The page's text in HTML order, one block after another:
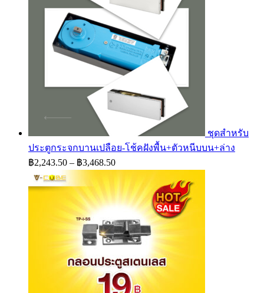
ชุดสำหรับ
ประตูกระจกบานเปลือย-โช้คฝังพื้น+ตัวหนีบบน+ล่าง
฿2,243.50 – ฿3,468.50Price
range:
฿2,243.50
through
฿3,468.50